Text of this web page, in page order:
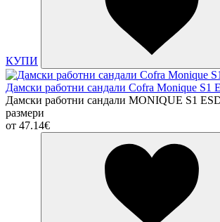
КУПИ
Дамски работни сандали Cofra Monique S1
Дамски работни сандали MONIQUE S1
размери
от 47.14€